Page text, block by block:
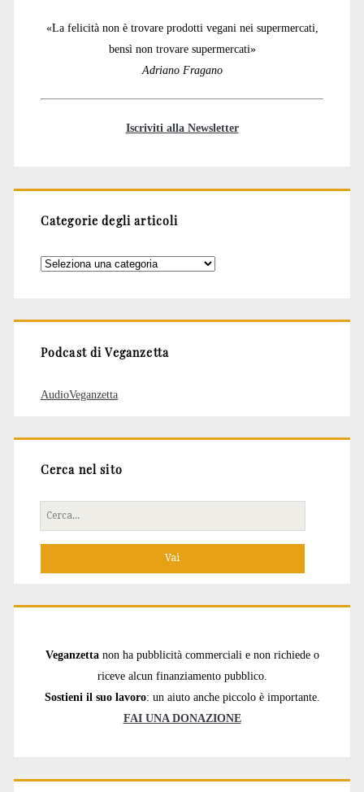
«La felicità non è trovare prodotti vegani nei supermercati,
bensì non trovare supermercati»
Adriano Fragano
Iscriviti alla Newsletter
Categorie degli articoli
Categorie
Podcast di Veganzetta
AudioVeganzetta
Cerca nel sito
Cerca
per:
Veganzetta non ha pubblicità commerciali e non richiede o
riceve alcun finanziamento pubblico.
Sostieni il suo lavoro: un aiuto anche piccolo è importante.
FAI UNA DONAZIONE